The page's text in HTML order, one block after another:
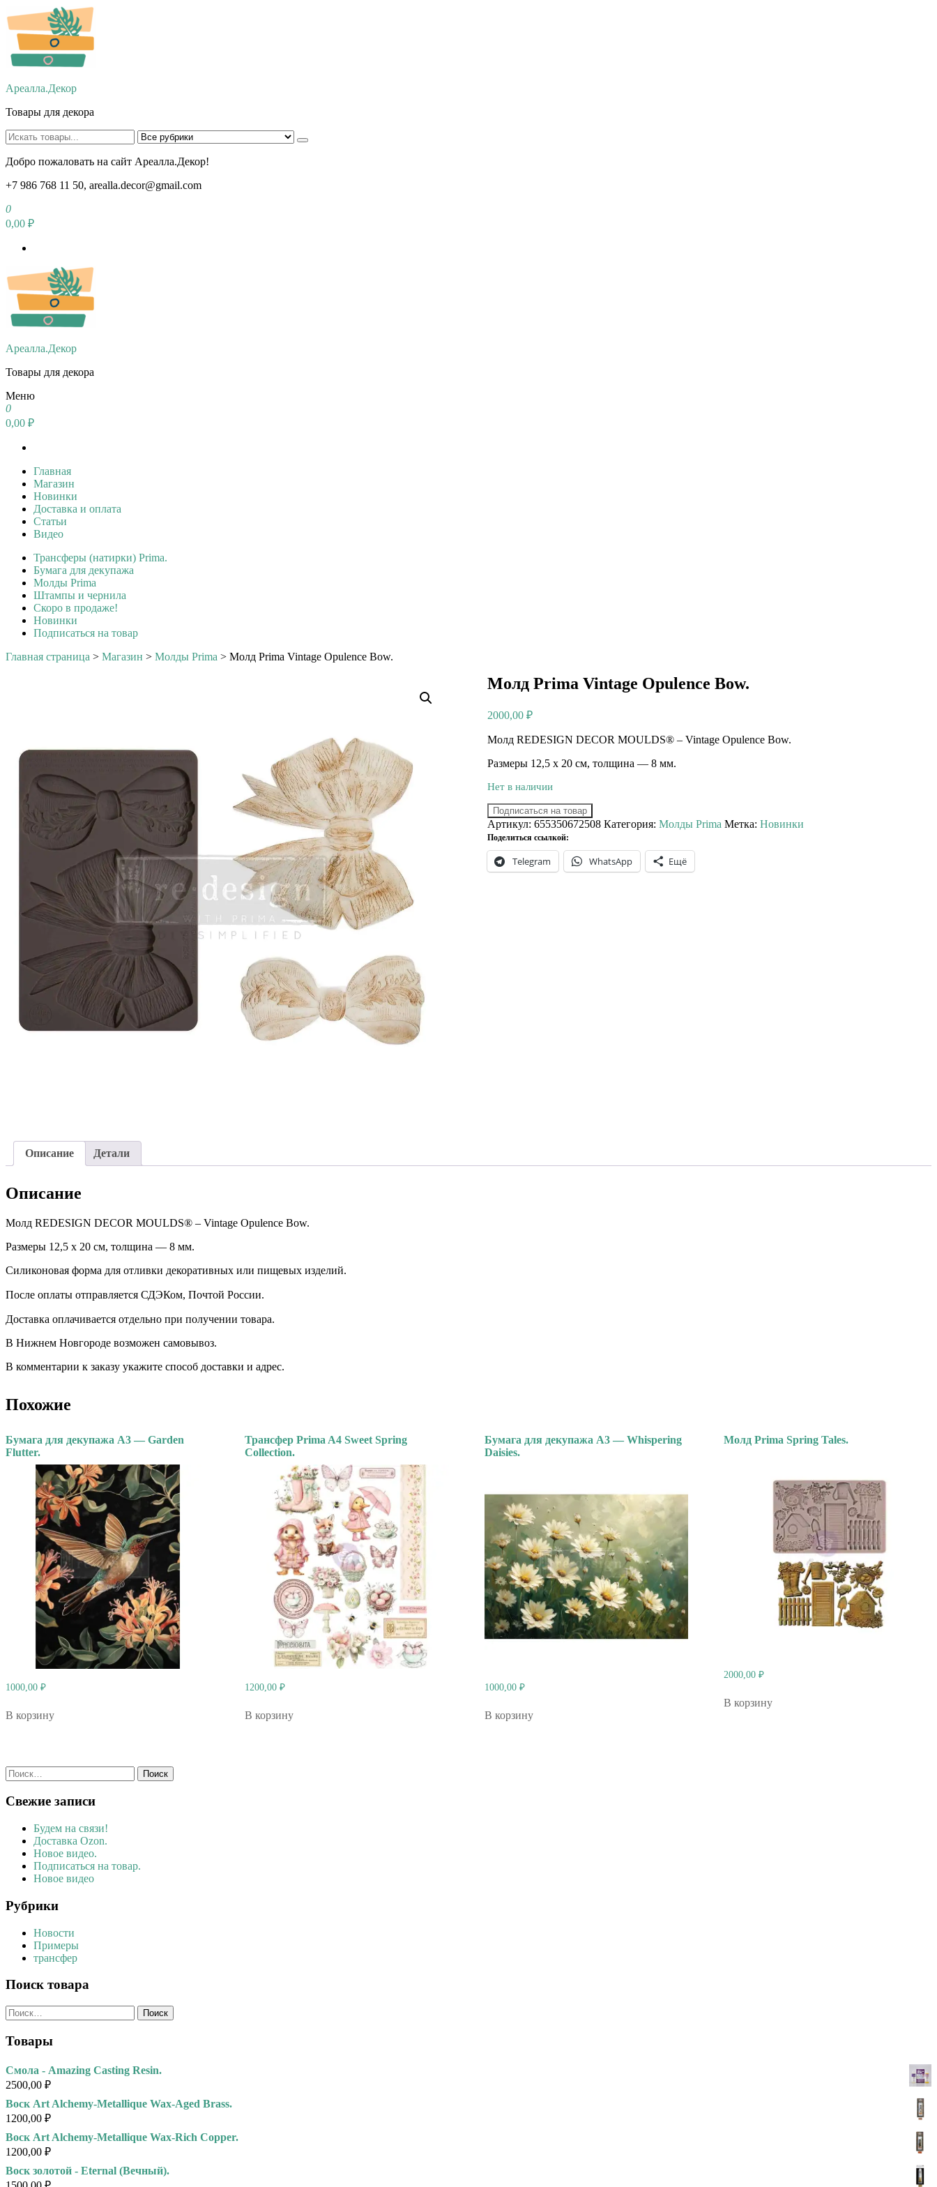
Перейти
к
содержимому
Ареалла.Декор
Товары для декора
Добро пожаловать на сайт Ареалла.Декор!
+7 986 768 11 50, arealla.decor@gmail.com
0
0,00 ₽
Ареалла.Декор
Товары для декора
Меню
0
0,00 ₽
Главная
Магазин
Новинки
Доставка и оплата
Статьи
Видео
Трансферы (натирки) Prima.
Бумага для декупажа
Молды Prima
Штампы и чернила
Скоро в продаже!
Новинки
Подписаться на товар
Главная страница > Магазин > Молды Prima > Молд Prima Vintage Opulence Bow.
Молд Prima Vintage Opulence Bow.
2000,00 ₽
Молд REDESIGN DECOR MOULDS® – Vintage Opulence Bow.
Размеры 12,5 х 20 см, толщина — 8 мм.
Нет в наличии
Подписаться на товар
Артикул: 655350672508 Категория: Молды Prima Метка: Новинки
Поделиться ссылкой:
Telegram WhatsApp Ещё
Описание Детали
Описание
Молд REDESIGN DECOR MOULDS® – Vintage Opulence Bow.
Размеры 12,5 х 20 см, толщина — 8 мм.
Силиконовая форма для отливки декоративных или пищевых изделий.
После оплаты отправляется СДЭКом, Почтой России. ⠀
Доставка оплачивается отдельно при получении товара. ⠀
В Нижнем Новгороде возможен самовывоз.
В комментарии к заказу укажите способ доставки и адрес.
Похожие
Бумага для декупажа А3 — Garden
Flutter.
1000,00 ₽
В корзину
Трансфер Prima A4 Sweet Spring
Collection.
1200,00₽
В корзину
Бумага для декупажа А3 — Whispering
Daisies.
1000,00 ₽
В корзину
Молд Prima Spring Tales.
2000,00 ₽
В корзину
Найти:
Свежие записи
Будем на связи!
Доставка Ozon.
Новое видео.
Подписаться на товар.
Новое видео
Рубрики
Новости
Примеры
трансфер
Поиск товара
Найти:
Товары
Смола - Amazing Casting Resin.
2500,00 ₽
Воск Art Alchemy-Metallique Wax-Aged Brass.
1200,00 ₽
Воск Art Alchemy-Metallique Wax-Rich Copper.
1200,00 ₽
Воск золотой - Eternal (Вечный).